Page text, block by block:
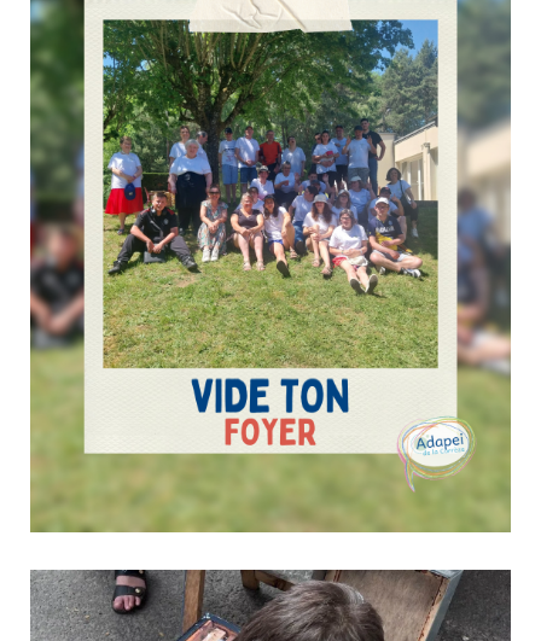
futur en mouvement.Depuis, le travail s’est poursuivi en
coulisses : des échanges, des choix, des réflexions
partagées… pour faire émerger un nouveau cap, une
identité plus lisible, plus forte, et encore plus...
Retour en images sur « Vide ton Foyer »
16 juin 2026 Culture & Loisirs
Le 24 mai dernier, l’EANM d’Ussel a accueilli l’événement